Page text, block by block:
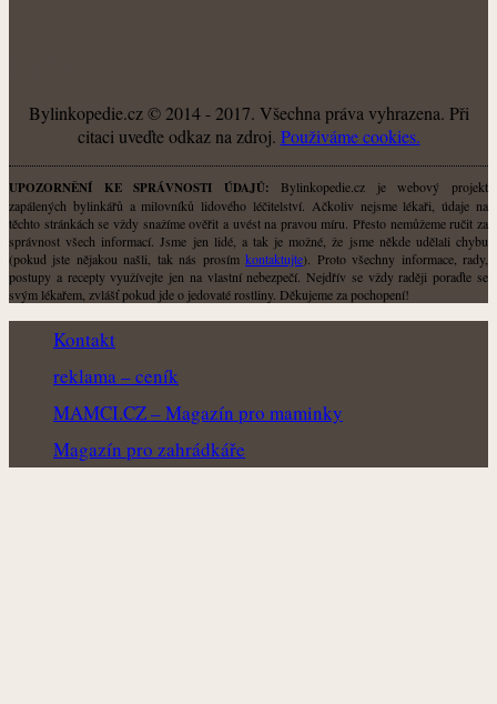
Bylinkopedie.cz © 2014 - 2017. Všechna práva vyhrazena. Při
citaci uveďte odkaz na zdroj. Použiváme cookies.
UPOZORNĚNÍ KE SPRÁVNOSTI ÚDAJŮ: Bylinkopedie.cz je webový projekt
zapálených bylinkářů a milovníků lidového léčitelství. Ačkoliv nejsme lékaři, údaje na
těchto stránkách se vždy snažíme ověřit a uvést na pravou míru. Přesto nemůžeme ručit za
správnost všech informací. Jsme jen lidé, a tak je možné, že jsme někde udělali chybu
(pokud jste nějakou našli, tak nás prosímkontaktujte). Proto všechny informace, rady,
postupy a recepty využívejte jen na vlastní nebezpečí. Nejdřív se vždy raději poraďte se
svým lékařem, zvlášť pokud jde o jedovaté rostliny. Děkujeme za pochopení!
Kontakt
reklama – ceník
MAMCI.CZ – Magazín pro maminky
Magazín pro zahrádkáře